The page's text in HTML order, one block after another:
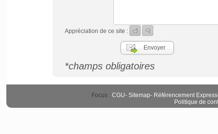
Appréciation de ce site :
*champs obligatoires
Focus : CGU- Sitemap- Référencement Express
Politique de